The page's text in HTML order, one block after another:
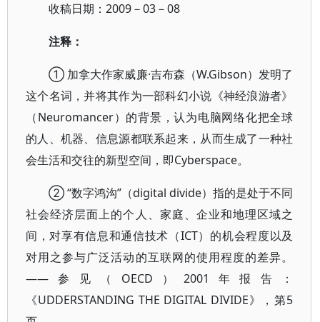
收稿日期：2009－03－08
注释：
① 加拿大作家威廉·吉布森（W.Gibson）发明了
这个名词，并将其作为一部科幻小说《神经浪游者》
（Neuromancer）的背景，认为电脑网络化把全球
的人、机器、信息源都联系起来，从而生成了一种社
会生活和交往的新型空间，即Cyberspace。
② “数字鸿沟”（digital divide）指的是处于不同
社会经济层面上的个人、家庭、企业和地理区域之
间，对享有信息和通信技术（ICT）的机会程度以及
对用之参与广泛活动的互联网的使用程度的差异。
——参见（OECD）2001年报告：
《UDDERSTANDING THE DIGITAL DIVIDE》，第5